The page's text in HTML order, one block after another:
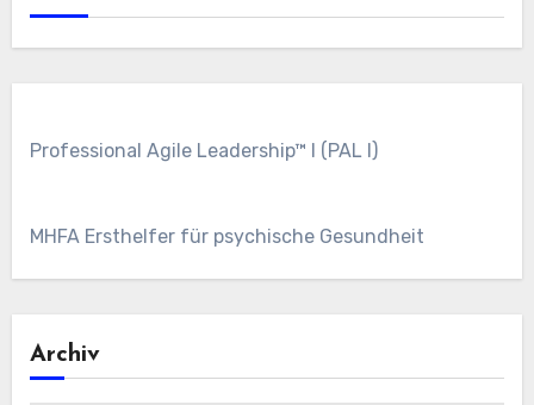
Professional Agile Leadership™ I (PAL I)
MHFA Ersthelfer für psychische Gesundheit
Archiv